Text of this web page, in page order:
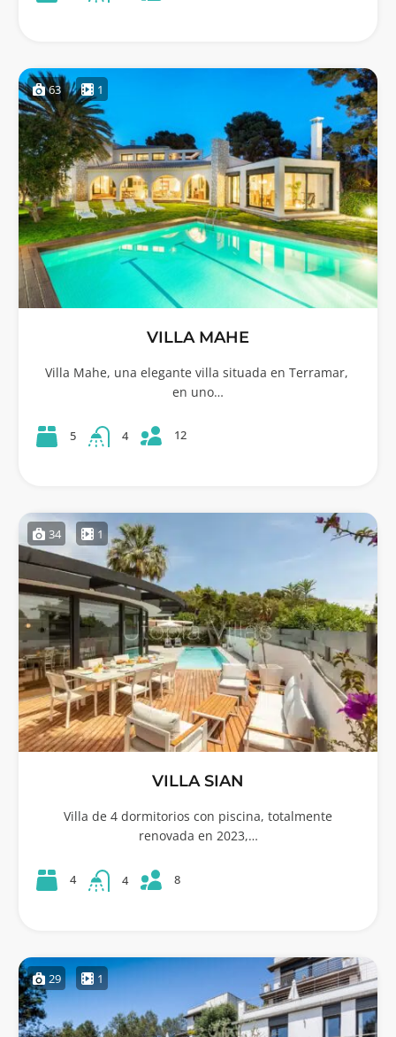
63 1
VILLA MAHE
Villa Mahe, una elegante villa situada en Terramar,
en uno…
5 4 12
34 1
VILLA SIAN
Villa de 4 dormitorios con piscina, totalmente
renovada en 2023,…
4 4 8
29 1